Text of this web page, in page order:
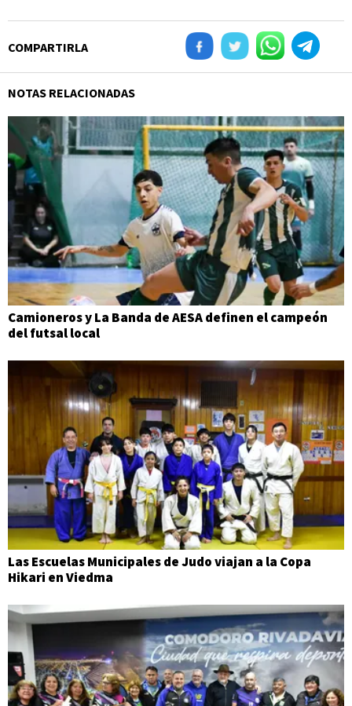
COMPARTIRLA
NOTAS RELACIONADAS
Camioneros y La Banda de AESA definen el campeón
del futsal local
Las Escuelas Municipales de Judo viajan a la Copa
Hikari en Viedma